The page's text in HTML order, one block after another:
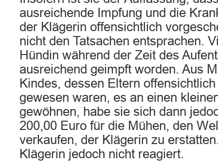
ausreichende Impfung und die
der Klägerin offensichtlich
nicht den Tatsachen entsprachen.
Hündin während der Zeit des
ausreichend geimpft worden. Aus
Kindes, dessen Eltern
gewesen waren, es an einen
gewöhnen, habe sie sich dann
200,00 Euro für die Mühen, den
verkaufen, der Klägerin zu
Klägerin jedoch nicht reagiert.